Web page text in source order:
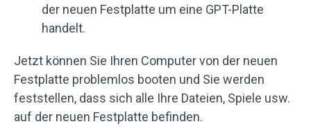
der neuen Festplatte um eine GPT-Platte
handelt.
Jetzt können Sie Ihren Computer von der neuen
Festplatte problemlos booten und Sie werden
feststellen, dass sich alle Ihre Dateien, Spiele usw.
auf der neuen Festplatte befinden.